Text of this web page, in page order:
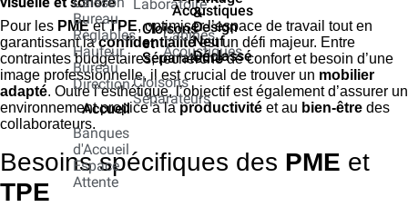
Bureau
Réglables
Hauteur
Bureau
Direction
Accueil
Banques
d'Accueil
Espace
Attente
Laboratoire
Cloisons
et
Séparateurs
Cloisons
Séparateurs
Acoustiques
Cabines
Acoustiques
&
Design
Neuf
Déclassé
Pour les PMEetTPE, optimiser l’espace de travail tout en
garantissant laconfidentialitéest un défi majeur. Entre
contraintes budgétaires, recherche de confort et besoin d’une
image professionnelle, il est crucial de trouver un mobilier
adapté. Outre l’esthétique, l’objectif est également d’assurer un
environnement propice à laproductivité et au bien-être des
collaborateurs.
Besoins spécifiques des PME et
TPE